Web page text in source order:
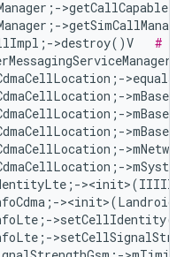
>destroy()V #